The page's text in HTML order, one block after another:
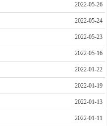
2022-05-26
2022-05-24
2022-05-23
2022-05-16
2022-01-22
2022-01-19
2022-01-13
2022-01-11